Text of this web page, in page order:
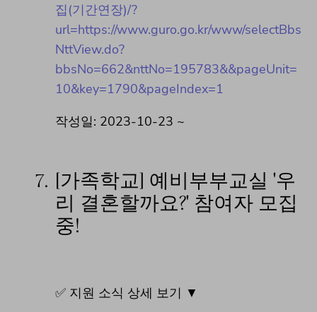
집(기간연장)/?
url=https://www.guro.go.kr/www/selectBbs
NttView.do?
bbsNo=662&nttNo=195783&&pageUnit=
10&key=1790&pageIndex=1
작성일: 2023-10-23 ~
7.
[가족학교] 예비부부교실 '우
리 결혼할까요?' 참여자 모집
중!
✅ 지원 소식 상세 보기 ▼